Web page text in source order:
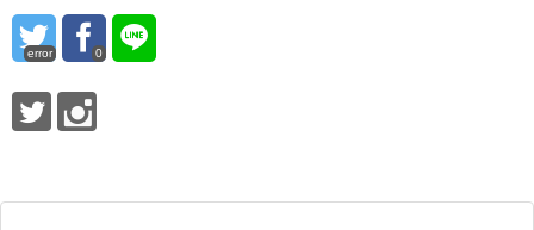
error 0